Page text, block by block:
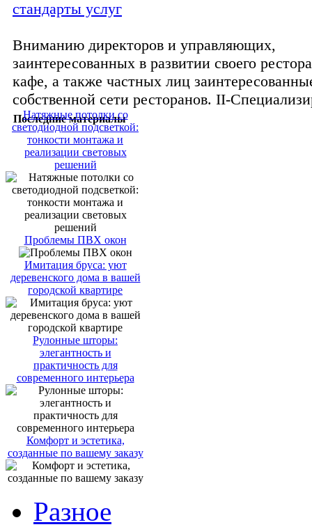
стандарты услуг
Вниманию директоров и управляющих,
заинтересованных в развитии своего
кафе, а также частных лиц
собственной сети ресторанов. II-
Последние материалы
Натяжные потолки со
светодиодной подсветкой:
тонкости монтажа и
реализации световых
решений
Проблемы ПВХ окон
Имитация бруса: уют
деревенского дома в вашей
городской квартире
Рулонные шторы:
элегантность и
практичность для
современного интерьера
Комфорт и эстетика,
созданные по вашему заказу
Разное